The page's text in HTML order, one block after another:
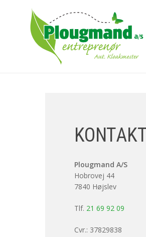
Plougmand A/S
Hobrovej 44
7840 Højslev
Tlf. 21 69 92 09
Cvr.: 37829838